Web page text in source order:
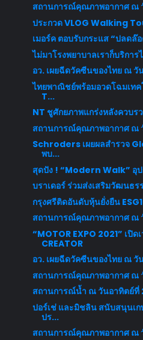
สถานการณ์คุณภาพอากาศ ณ
ประกวด VLOG Walking
เมอร์ค ตอบรับกระแส “ปลดล๊
ไม่มาโรงพยาบาลเราก็บริกา
อว. เผยฉีดวัคซีนของไทย ณ
ไทยพาณิชย์พร้อมอวดโฉมเท
T...
NT ชูศักยภาพแกร่งหลังควบร
สถานการณ์คุณภาพอากาศ ณ
Schroders เผยผลสำรวจ
พบ...
สุดปัง ! “Modern Walk” อุ
บราเดอร์ ร่วมส่งเสริมวัฒนธ
กรุงศรีติดอันดับหุ้นยั่งยืน
สถานการณ์คุณภาพอากาศ ณ
“MOTOR EXPO 2021” เปิ
CREATOR
อว. เผยฉีดวัคซีนของไทย ณ
สถานการณ์คุณภาพอากาศ ณ
สถานการณ์น้ำ ณ วันอาทิตย์ที่
ปอร์เช่ และมิชลิน สนับสนุนเ
ปร...
สถานการณ์คุณภาพอากาศ ณ